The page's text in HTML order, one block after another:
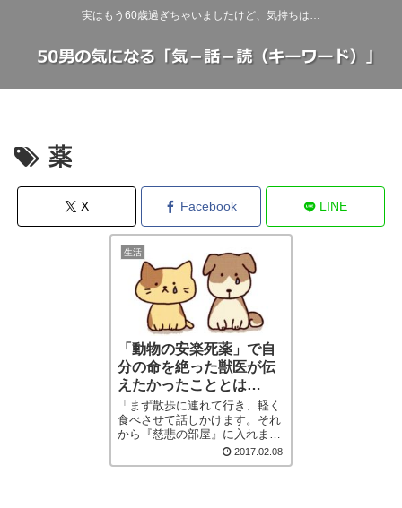
実はもう60歳過ぎちゃいましたけど、気持ちは…
薬
X Facebook LINE
生活
「動物の安楽死薬」で自
分の命を絶った獣医が伝
えたかったこととは…
「まず散歩に連れて行き、軽く
食べさせて話しかけます。それ
から『慈悲の部屋』に入れま
す」 「台の上に乗［…続きを
読む］
2017.02.08